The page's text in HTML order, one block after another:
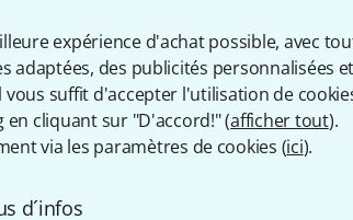
expérience d'achat possible, avec
adaptées, des publicités personnalisées
suffit d'accepter l'utilisation de
en cliquant sur "D'accord!" (afficher tout).
via les paramètres de cookies (ici).
d´infos
Flyht Pro HSC Hard Shell Case
"XL"
66 €
Flyht